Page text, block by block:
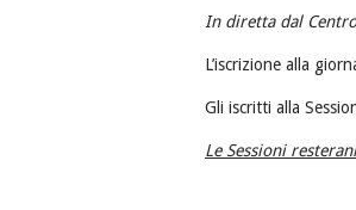
In diretta dal Centro
L’iscrizione alla
Gli iscritti alla
Le Sessioni